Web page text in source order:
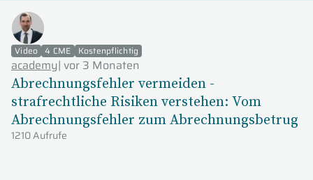
Video 4 CME Kostenpflichtig
academy| vor 3 Monaten
Abrechnungsfehler vermeiden -
strafrechtliche Risiken verstehen: Vom
Abrechnungsfehler zum Abrechnungsbetrug
1210 Aufrufe